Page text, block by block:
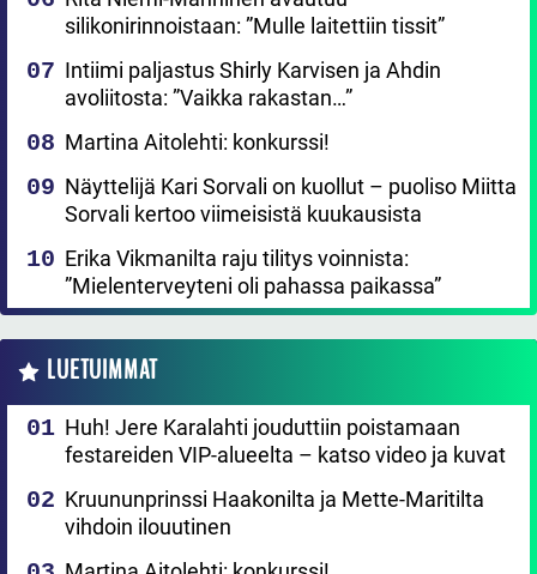
silikonirinnoistaan: ”Mulle laitettiin tissit”
Intiimi paljastus Shirly Karvisen ja Ahdin
avoliitosta: ”Vaikka rakastan…”
Martina Aitolehti: konkurssi!
Näyttelijä Kari Sorvali on kuollut – puoliso Miitta
Sorvali kertoo viimeisistä kuukausista
Erika Vikmanilta raju tilitys voinnista:
”Mielenterveyteni oli pahassa paikassa”
LUETUIMMAT
Huh! Jere Karalahti jouduttiin poistamaan
festareiden VIP-alueelta – katso video ja kuvat
Kruununprinssi Haakonilta ja Mette-Maritilta
vihdoin ilouutinen